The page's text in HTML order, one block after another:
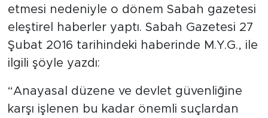
etmesi nedeniyle o dönem Sabah gazetesi
eleştirel haberler yaptı. Sabah Gazetesi 27
Şubat 2016 tarihindeki haberinde M.Y.G., ile
ilgili şöyle yazdı:
“Anayasal düzene ve devlet güvenliğine
karşı işlenen bu kadar önemli suçlardan
VİDEOLAR
ALINTI YAZARLAR
SOSYAL MEDYA